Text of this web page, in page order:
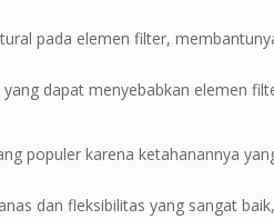
pada elemen filter,
dapat menyebabkan elemen
populer karena ketahanannya
dan fleksibilitas yang sangat